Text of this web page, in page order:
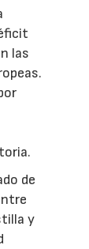
las
de
y